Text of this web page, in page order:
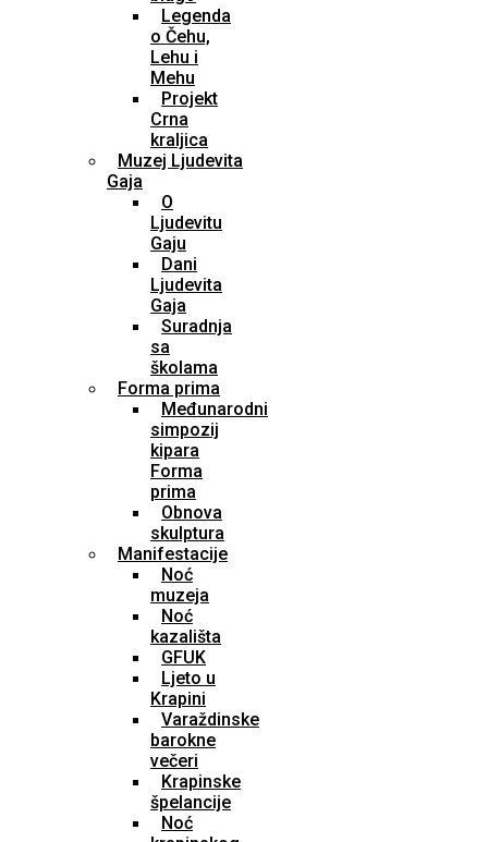
Legenda
o Čehu,
Lehu i
Mehu
Projekt
Crna
kraljica
Muzej Ljudevita
Gaja
O
Ljudevitu
Gaju
Dani
Ljudevita
Gaja
Suradnja
sa
školama
Forma prima
Međunarodni
simpozij
kipara
Forma
prima
Obnova
skulptura
Manifestacije
Noć
muzeja
Noć
kazališta
GFUK
Ljeto u
Krapini
Varaždinske
barokne
večeri
Krapinske
špelancije
Noć